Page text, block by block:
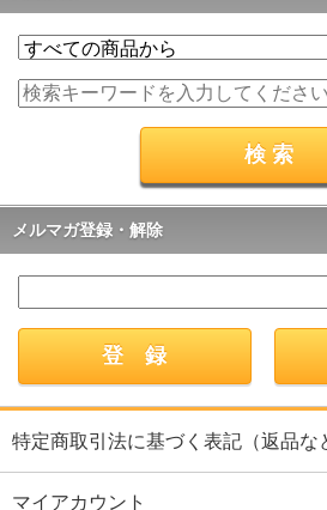
メルマガ登録・解除
特定商取引法に基づく表記（返品な
マイアカウント